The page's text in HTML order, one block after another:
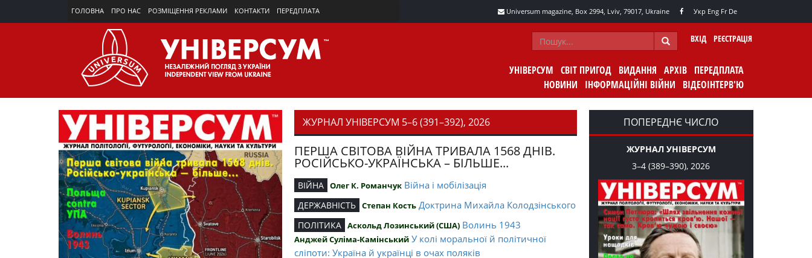
ГОЛОВНА ПРО НАС РОЗМІЩЕННЯ РЕКЛАМИ КОНТАКТИ ПЕРЕДПЛАТА Universum magazine, Box 2994, Lviv, 79017, Ukraine Укр Eng Fr De
ВХІД РЕЄСТРАЦІЯ
УНІВЕРСУМ СВІТ ПРИГОД ВИДАННЯ АРХІВ ПЕРЕДПЛАТА
НОВИНИ
ІНФОРМАЦІЙНІ ВІЙНИ ВІДЕОІНТЕРВ'Ю
ЖУРНАЛ УНІВЕРСУМ 5–6 (391–392), 2026
ПЕРША СВІТОВА ВІЙНА ТРИВАЛА 1568 ДНІВ.
РОСІЙСЬКО-УКРАЇНСЬКА – БІЛЬШЕ...
ВІЙНА Олег К. Романчук Війна і мобілізація
ДЕРЖАВНІСТЬ Степан Кость Доктрина Михайла Колодзінського
ПОЛІТИКА Аскольд Лозинський (США) Волинь 1943
Анджей Суліма-Камінський У колі моральної й політичної
сліпоти: Україна й українці в очах поляків
ПОПЕРЕДНЄ ЧИСЛО
ЖУРНАЛ УНІВЕРСУМ
3–4 (389–390), 2026